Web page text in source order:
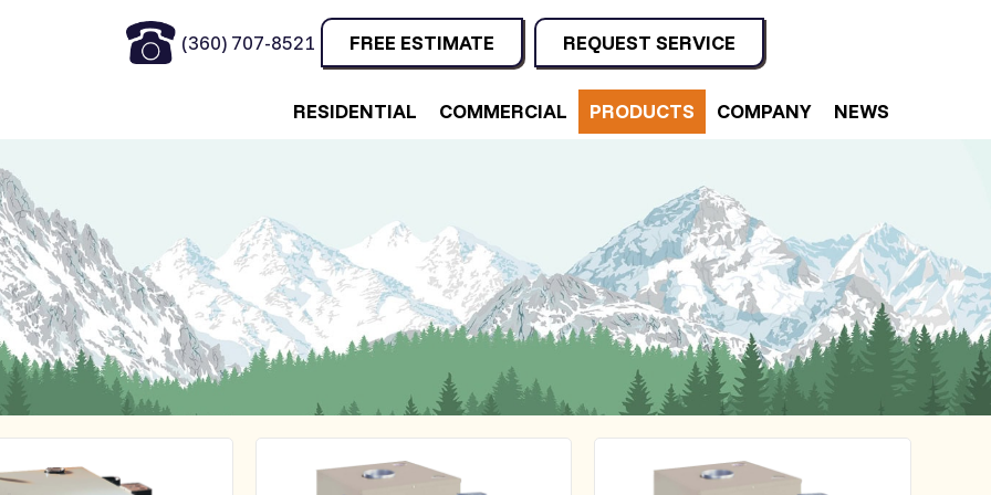
(360) 707-8521 FREE ESTIMATE REQUEST SERVICE
RESIDENTIAL COMMERCIAL PRODUCTS COMPANY NEWS